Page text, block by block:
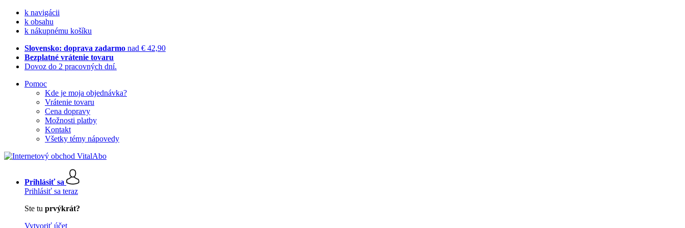
k navigácii
k obsahu
k nákupnému košíku
Slovensko: doprava zadarmo nad € 42,90
Bezplatné vrátenie tovaru
Dovoz do 2 pracovných dní.
Pomoc
Kde je moja objednávka?
Vrátenie tovaru
Cena dopravy
Možnosti platby
Kontakt
Všetky témy nápovedy
Prihlásiť sa
Prihlásiť sa teraz
Ste tu prvýkrát?
Vytvoriť účet